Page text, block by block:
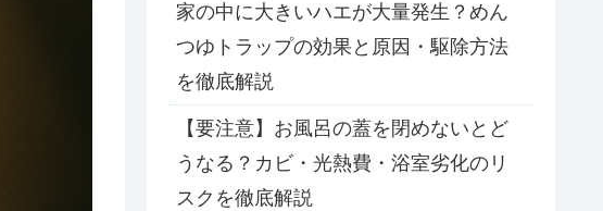
家の中に大きいハエが大量発生？めん
つゆトラップの効果と原因・駆除方法
を徹底解説
【要注意】お風呂の蓋を閉めないとど
うなる？カビ・光熱費・浴室劣化のリ
スクを徹底解説